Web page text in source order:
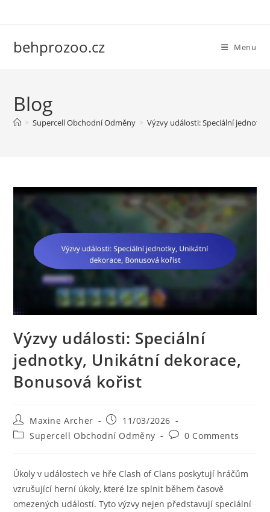
behprozoo.cz Menu
Blog
> Supercell Obchodní Odměny > Výzvy události: Speciální
Výzvy události: Speciální
jednotky, Unikátní dekorace,
Bonusová kořist
Post
author:
Maxine Archer
Post
published:
11/03/2026
PostSupercell Obchodní Odměny
Post0 Comments
Úkoly v událostech ve hře Clash of Clans poskytují hráčům
vzrušující herní úkoly, které lze splnit během časově
omezených událostí. Tyto výzvy nejen představují speciální